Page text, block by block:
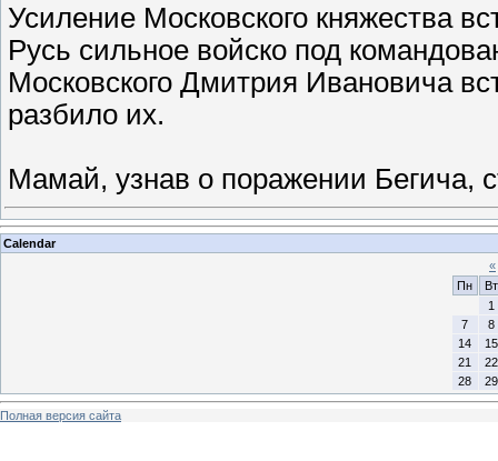
Усиление Московского княжества
Русь сильное войско под
Московского Дмитрия Ивановича
разбило их.
Мамай, узнав о поражении Бегича,
Calendar
«
Пн
Вт
1
7
8
14
15
21
22
28
29
Полная версия сайта